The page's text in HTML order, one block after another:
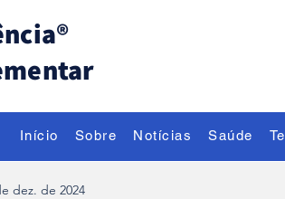
®
Início Sobre Notícias Saúde
dez. de 2024